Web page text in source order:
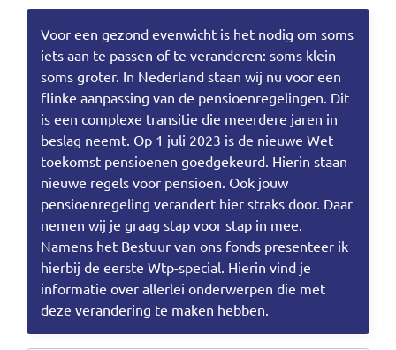
Contact
Voor een gezond evenwicht is het nodig om soms
iets aan te passen of te veranderen: soms klein
soms groter. In Nederland staan wij nu voor een
flinke aanpassing van de pensioenregelingen. Dit
is een complexe transitie die meerdere jaren in
beslag neemt. Op 1 juli 2023 is de nieuwe Wet
toekomst pensioenen goedgekeurd. Hierin staan
nieuwe regels voor pensioen. Ook jouw
pensioenregeling verandert hier straks door. Daar
nemen wij je graag stap voor stap in mee.
Namens het Bestuur van ons fonds presenteer ik
hierbij de eerste Wtp-special. Hierin vind je
informatie over allerlei onderwerpen die met
deze verandering te maken hebben.